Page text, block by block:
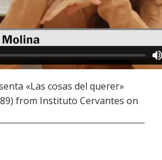
«Las cosas del querer»
from Instituto Cervantes on